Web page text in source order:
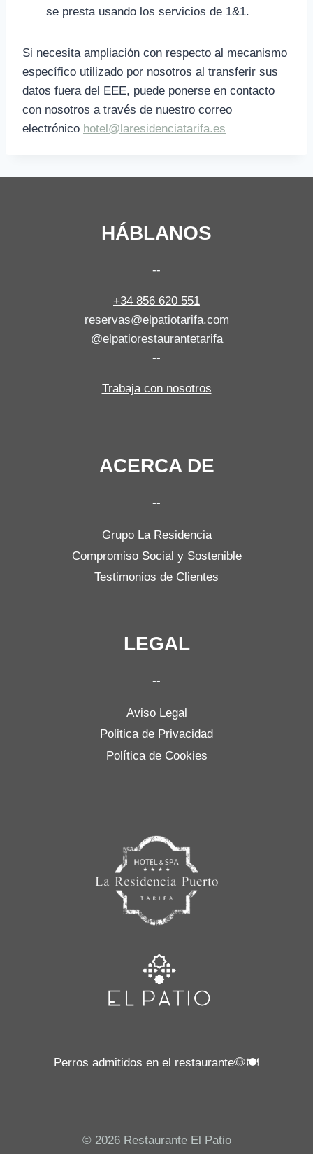
se presta usando los servicios de 1&1.
Si necesita ampliación con respecto al mecanismo
específico utilizado por nosotros al transferir sus
datos fuera del EEE, puede ponerse en contacto
con nosotros a través de nuestro correo
electrónico hotel@laresidenciatarifa.es
HÁBLANOS
--
+34 856 620 551
reservas@elpatiotarifa.com
@elpatiorestaurantetarifa
--
Trabaja con nosotros
ACERCA DE
--
Grupo La Residencia
Compromiso Social y Sostenible
Testimonios de Clientes
LEGAL
--
Aviso Legal
Politica de Privacidad
Política de Cookies
Perros admitidos en el restaurante🐶🍽️
© 2026 Restaurante El Patio